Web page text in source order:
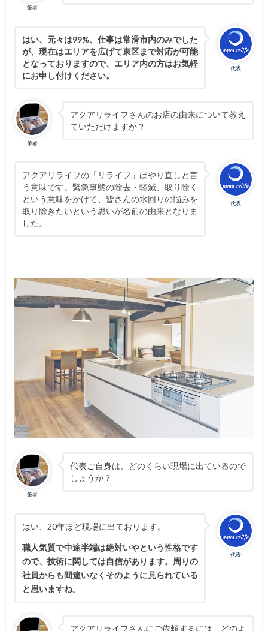
筆者
代表
はい、元々は99%、仕事は常滑市内のみでした
が、現在はエリアを広げて東区まで対応が可能
となっておりますので、エリア内の方はお気軽
にお申し付けください。
筆者
アクアリライフさんのお店の由来について教え
ていただけますか？
代表
アクアリライフの「リライフ」はやり直しと言
う意味です。緊急事態の除去・軽減、取り除く
という意味をかけて、皆さんの水回りの悩みを
取り除きたいという思いが名前の由来となりま
した。
筆者
代表ご自身は、どのくらい現場に出ているので
しょうか？
代表
はい、20年ほど現場に出ております。
職人気質で中途半端は絶対いやという性格です
ので、技術に関しては自信があります。周りの
社員からも間違いなくそのように見られている
と思いますね。
アクアリライフさんにご依頼するには、どのよ